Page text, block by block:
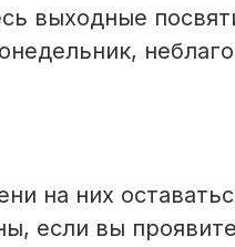
выходные
на них
если вы